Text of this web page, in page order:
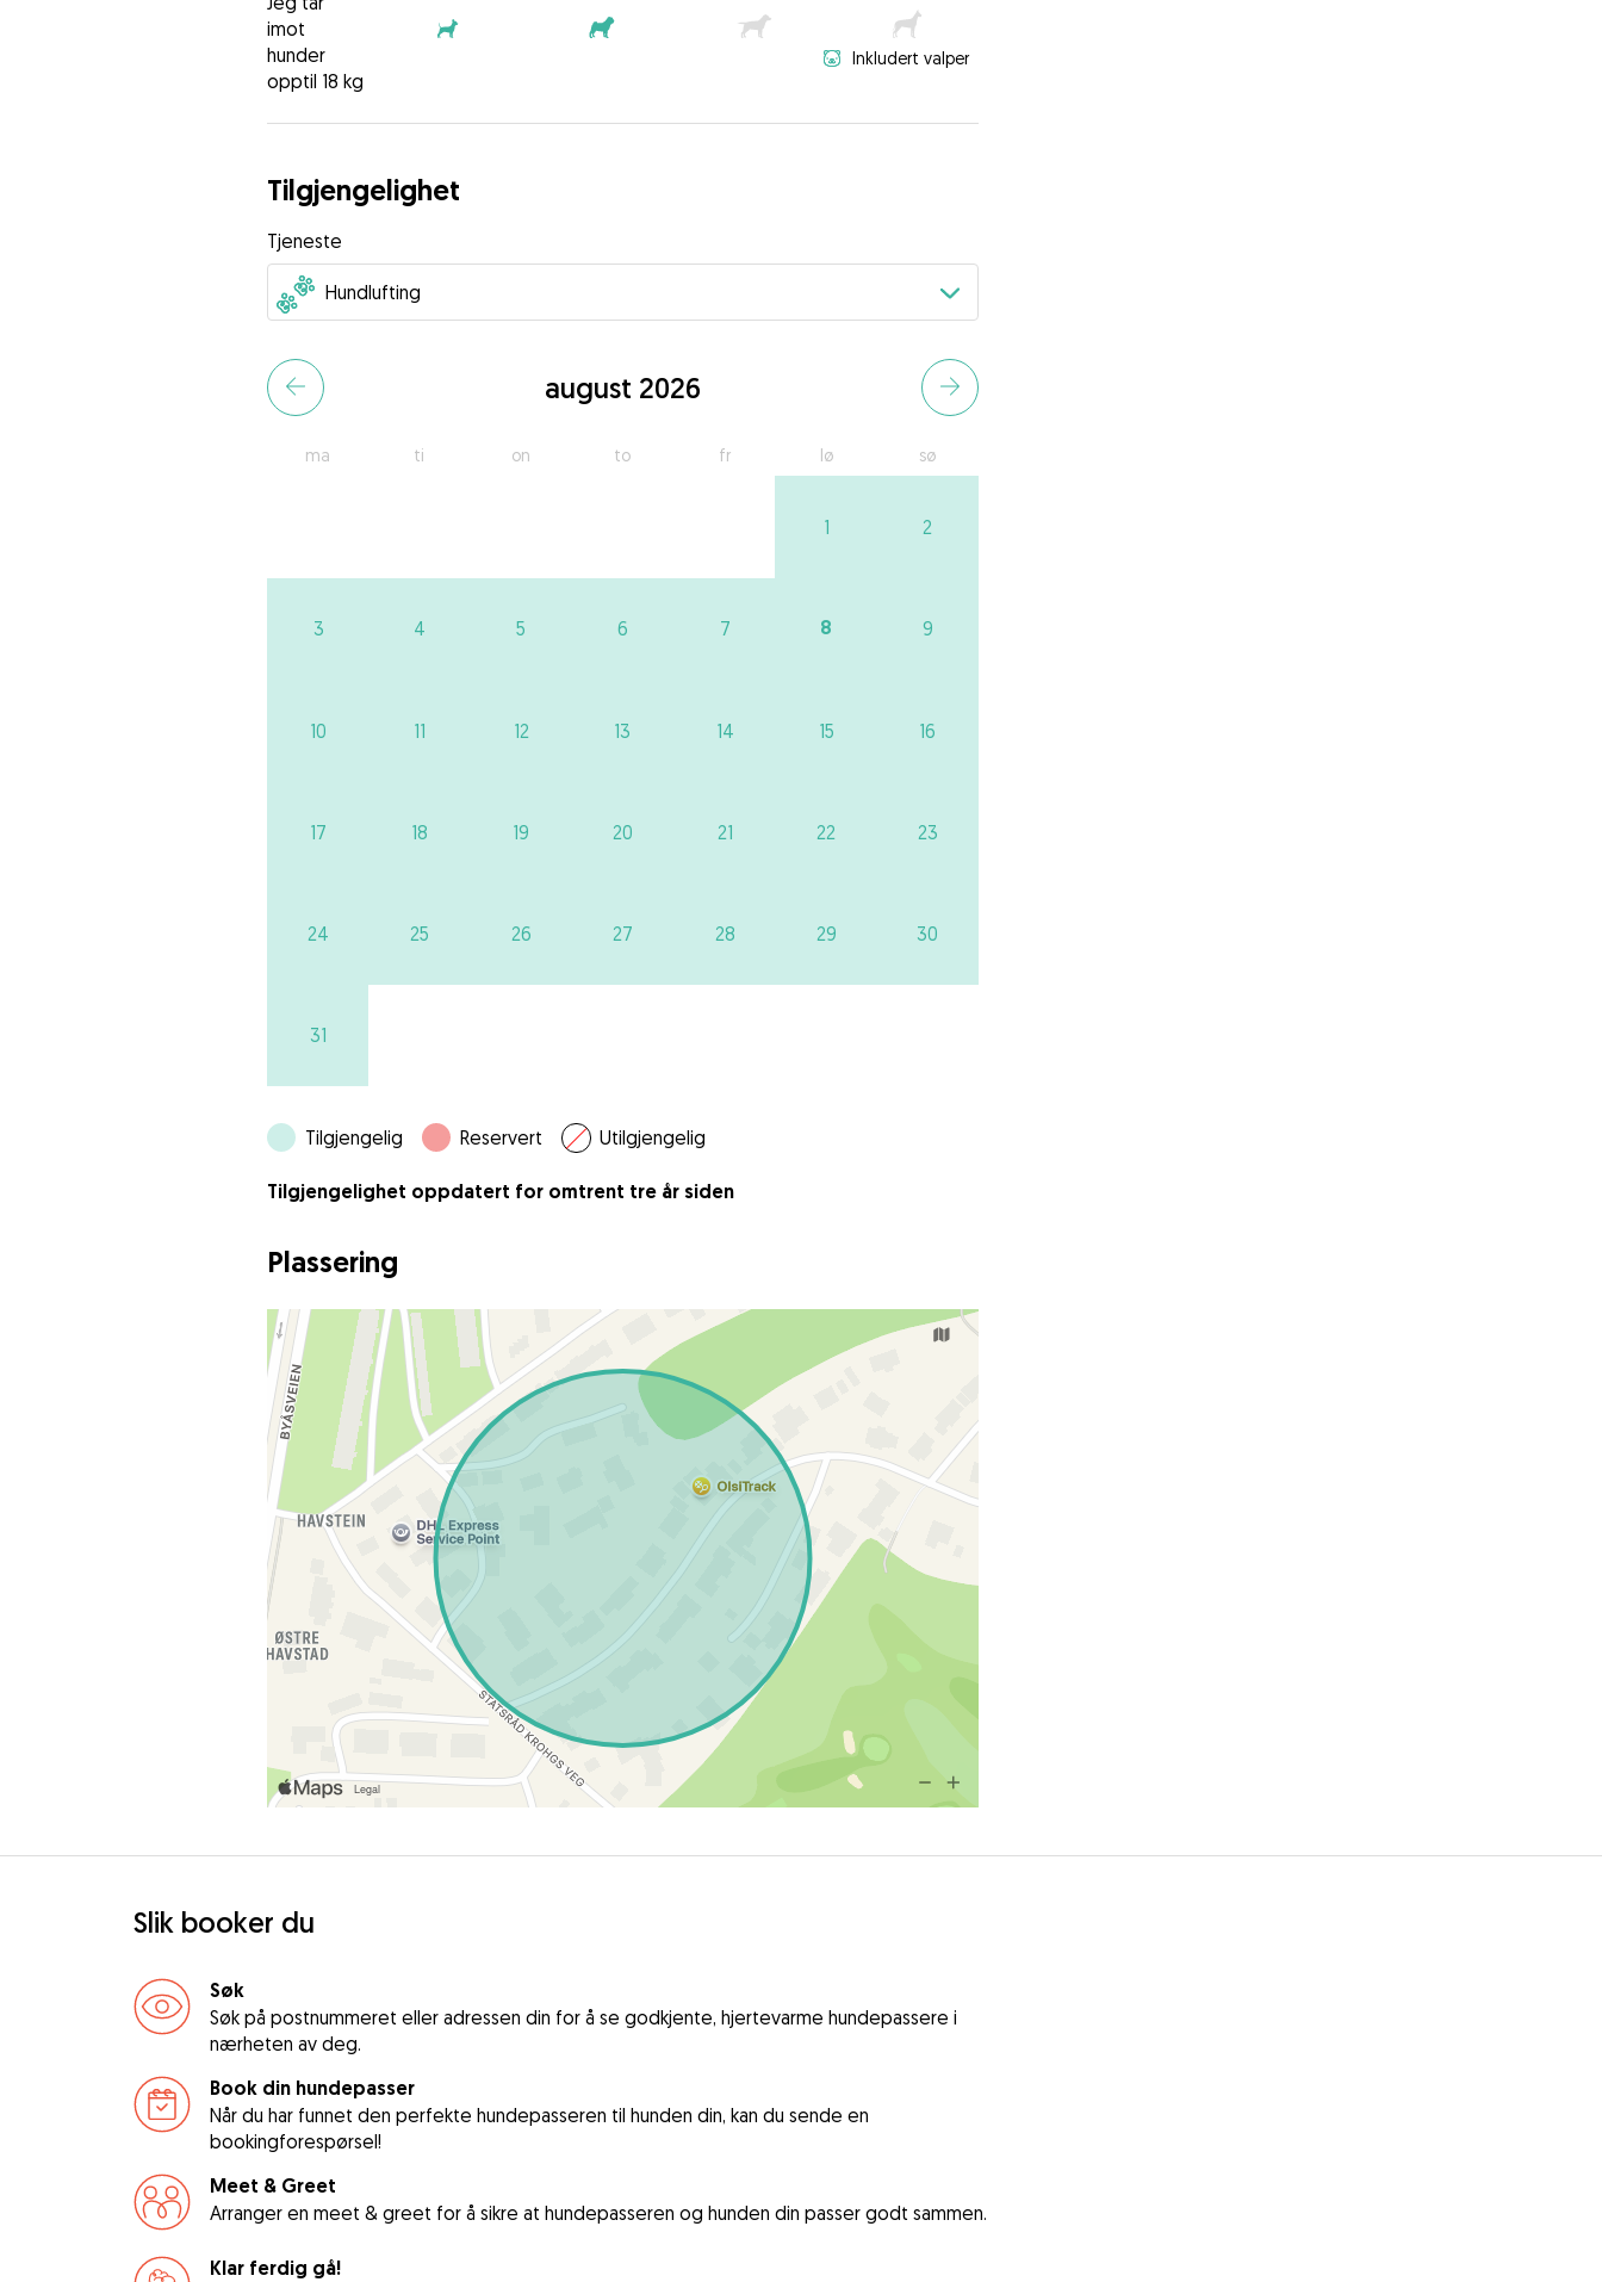
imot
hunder
opptil 18 kg
Inkludert valper
Tilgjengelighet
Tjeneste
august 2026
ma ti on to fr lø sø
1 2
3 4 5 6 7 8 9
10 11 12 13 14 15 16
17 18 19 20 21 22 23
24 25 26 27 28 29 30
31
Tilgjengelig Reservert Utilgjengelig
Tilgjengelighet oppdatert for omtrent tre år siden
Plassering
Slik booker du
Søk
Søk på postnummeret eller adressen din for å se godkjente, hjertevarme hundepassere i
nærheten av deg.
Book din hundepasser
Når du har funnet den perfekte hundepasseren til hunden din, kan du sende en
bookingforespørsel!
Meet & Greet
Arranger en meet & greet for å sikre at hundepasseren og hunden din passer godt sammen.
Klar ferdig gå!